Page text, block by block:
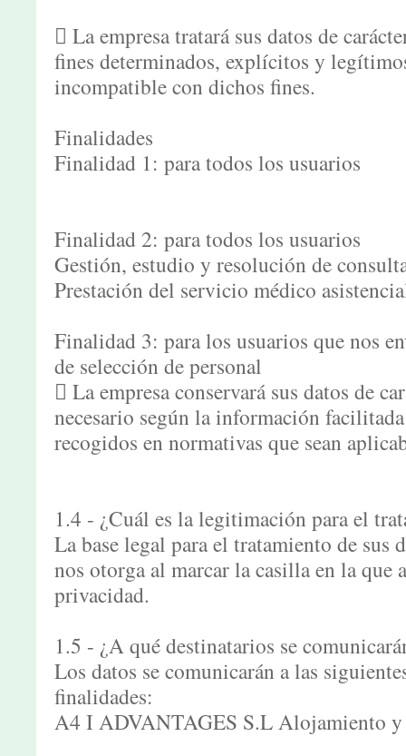
 La empresa tratará sus datos de
fines determinados, explícitos y
incompatible con dichos fines.
Finalidades
Finalidad 1: para todos los usuarios
Finalidad 2: para todos los usuarios
Gestión, estudio y resolución de
Prestación del servicio médico
Finalidad 3: para los usuarios que nos
de selección de personal
 La empresa conservará sus datos de
necesario según la información
recogidos en normativas que sean
1.4 - ¿Cuál es la legitimación para el
La base legal para el tratamiento de sus
nos otorga al marcar la casilla en la que
privacidad.
1.5 - ¿A qué destinatarios se
Los datos se comunicarán a las
finalidades:
A4 I ADVANTAGES S.L Alojamiento y